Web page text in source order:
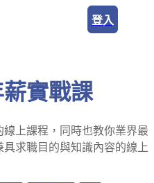
登入
實戰課
上課程，同時也教你業界最
求職目的與知識內容的線上